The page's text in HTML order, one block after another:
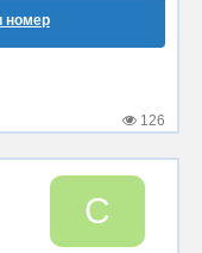
номер
126
С